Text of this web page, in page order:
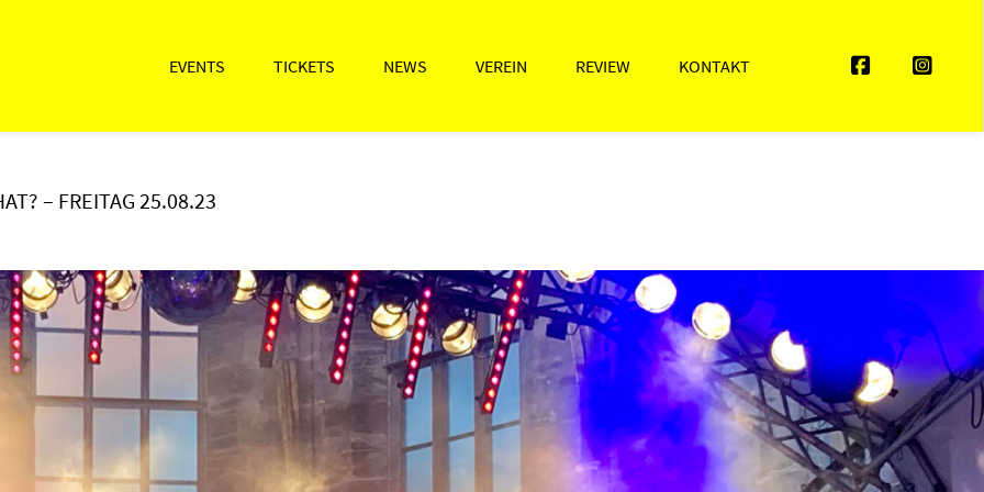
EVENTS TICKETS NEWS VEREIN REVIEW KONTAKT
– FREITAG 25.08.23